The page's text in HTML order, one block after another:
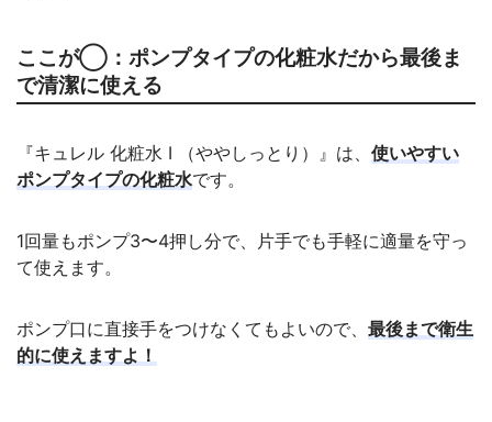
ここが◯：ポンプタイプの化粧水だから最後ま
で清潔に使える
『キュレル 化粧水 I （ややしっとり）』は、 使いやすい
ポンプタイプの化粧水です。
1回量もポンプ3〜4押し分で、片手でも手軽に適量を守っ
て使えます。
ポンプ口に直接手をつけなくてもよいので、 最後まで衛生
的に使えますよ！